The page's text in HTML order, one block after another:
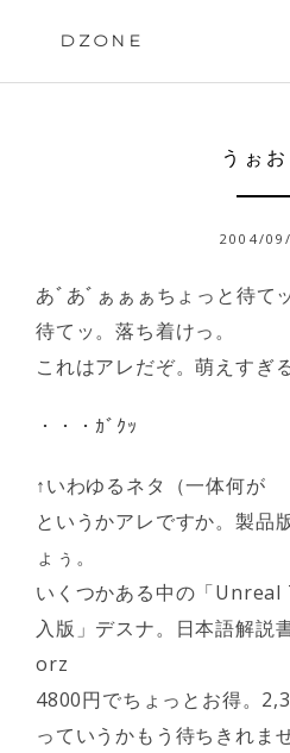
DZONE
うぉ
2004/
あﾞあﾞぁぁぁちょっと待て
待てッ。落ち着けっ。
これはアレだぞ。萌えすぎ
・・・ｶﾞｸｯ
↑いわゆるネタ（一体何が
というかアレですか。製品
ょぅ。
いくつかある中の「
入版」デスナ。日本語解説
orz
4800円でちょっとお得。
っていうかもう待ちきれま